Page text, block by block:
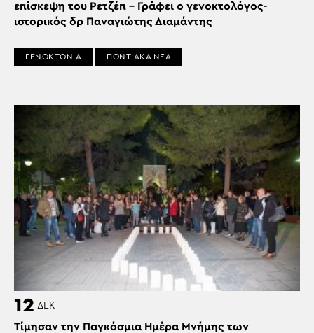
επίσκεψη του Ρετζέπ – Γράφει ο γενοκτολόγος-
ιστορικός δρ Παναγιώτης Διαμάντης
ΓΕΝΟΚΤΟΝΙΑ ΠΟΝΤΙΑΚΑ ΝΕΑ
12 ΔΕΚ
Τίμησαν την Παγκόσμια Ημέρα Μνήμης των